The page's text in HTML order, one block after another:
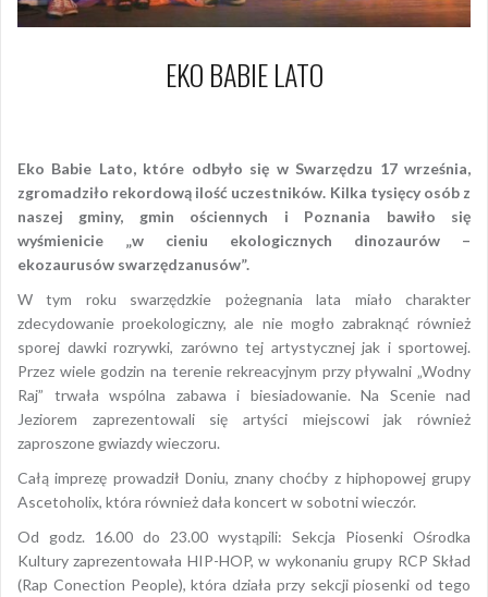
EKO BABIE LATO
Eko Babie Lato, które odbyło się w Swarzędzu 17 września,
zgromadziło rekordową ilość uczestników. Kilka tysięcy osób z
naszej gminy, gmin ościennych i Poznania bawiło się
wyśmienicie „w cieniu ekologicznych dinozaurów –
ekozaurusów swarzędzanusów”.
W tym roku swarzędzkie pożegnania lata miało charakter
zdecydowanie proekologiczny, ale nie mogło zabraknąć również
sporej dawki rozrywki, zarówno tej artystycznej jak i sportowej.
Przez wiele godzin na terenie rekreacyjnym przy pływalni „Wodny
Raj” trwała wspólna zabawa i biesiadowanie. Na Scenie nad
Jeziorem zaprezentowali się artyści miejscowi jak również
zaproszone gwiazdy wieczoru.
Całą imprezę prowadził Doniu, znany choćby z hiphopowej grupy
Ascetoholix, która również dała koncert w sobotni wieczór.
Od godz. 16.00 do 23.00 wystąpili: Sekcja Piosenki Ośrodka
Kultury zaprezentowała HIP-HOP, w wykonaniu grupy RCP Skład
(Rap Conection People), która działa przy sekcji piosenki od tego